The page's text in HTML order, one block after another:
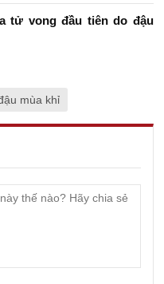
tử vong đầu tiên do đậu
mùa khỉ